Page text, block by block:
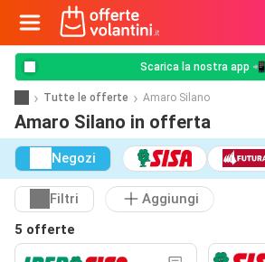
Scarica la nostra app 📲
Tutte le offerte Amaro Silano
Amaro Silano in offerta
Negozi
Filtri
Aggiungi
5 offerte